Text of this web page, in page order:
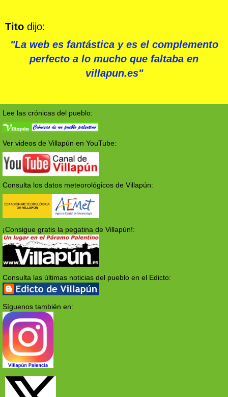
Tito dijo:
"La web es fantástica y es el complemento
perfecto a lo mucho que faltaba en
villapun.es"
Lee las crónicas del pueblo:
Ver videos de Villapún en YouTube:
Consulta los datos meteorológicos de Villapún:
¡Consigue gratis la pegatina de Villapún!:
Consulta las últimas noticias del pueblo en el Edicto:
Síguenos también en: